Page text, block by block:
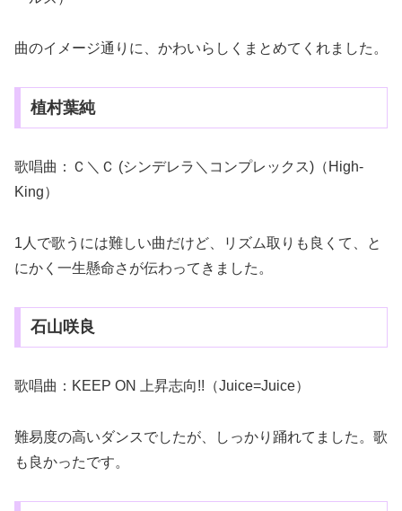
曲のイメージ通りに、かわいらしくまとめてくれました。
植村葉純
歌唱曲：Ｃ＼Ｃ (シンデレラ＼コンプレックス)（High-
King）
1人で歌うには難しい曲だけど、リズム取りも良くて、と
にかく一生懸命さが伝わってきました。
石山咲良
歌唱曲：KEEP ON 上昇志向!!（Juice=Juice）
難易度の高いダンスでしたが、しっかり踊れてました。歌
も良かったです。